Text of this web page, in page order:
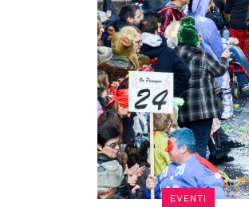
EVENTI